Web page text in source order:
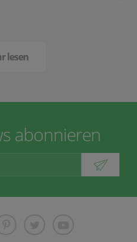
lesen
abonnieren